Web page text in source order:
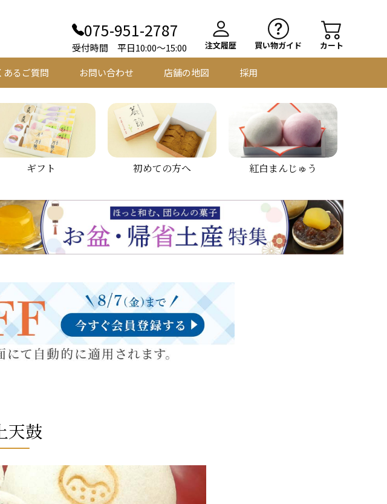
075-951-2787
受付時間 平日10:00～15:00 注文履歴 買い物ガイド カート
あるご質問 お問い合わせ 店舗の地図 採用
ギフト 初めての方へ 紅白まんじゅう
天鼓